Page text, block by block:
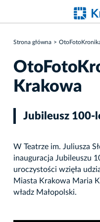
Strona główna
Krakowa
Jubileusz 100-
W Teatrze im. Juliusza
inauguracja Jubileuszu
uroczystości wzięła
Miasta Krakowa Maria
władz Małopolski.